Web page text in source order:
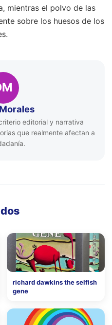
mientras el polvo de las
sobre los huesos de los
editorial y narrativa
que realmente afectan a
richard dawkins the selfish
gene